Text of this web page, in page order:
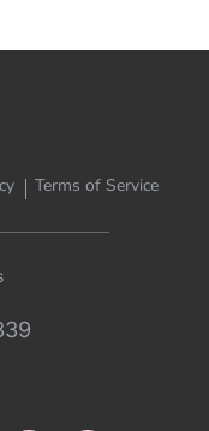
Terms of Service